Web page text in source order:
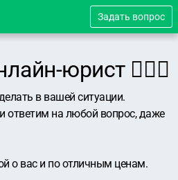
Задать вопрос
юрист 👨🏻‍⚖️
в вашей ситуации.
ответим на любой вопрос, даже
о вас и по отличным ценам.